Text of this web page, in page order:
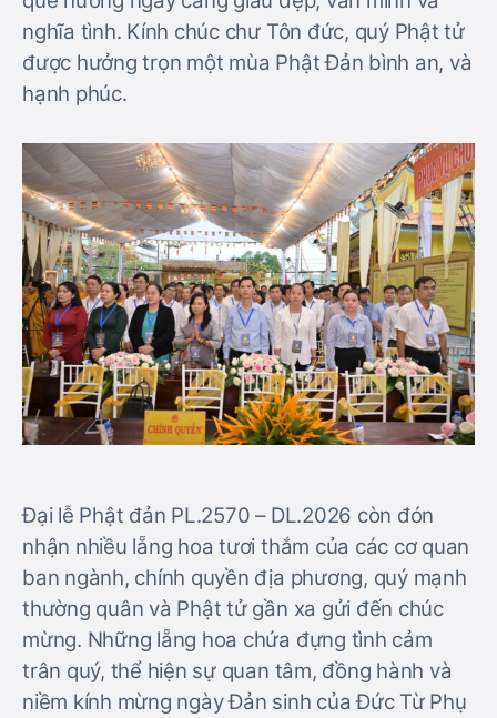
nghĩa tình. Kính chúc chư Tôn đức, quý Phật tử
được hưởng trọn một mùa Phật Đản bình an, và
hạnh phúc.
Đại lễ Phật đản PL.2570 – DL.2026 còn đón
nhận nhiều lẵng hoa tươi thắm của các cơ quan
ban ngành, chính quyền địa phương, quý mạnh
thường quân và Phật tử gần xa gửi đến chúc
mừng. Những lẵng hoa chứa đựng tình cảm
trân quý, thể hiện sự quan tâm, đồng hành và
niềm kính mừng ngày Đản sinh của Đức Từ Phụ